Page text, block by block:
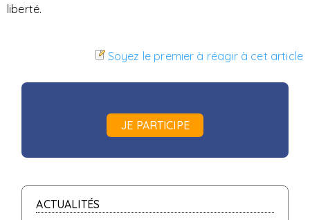
liberté.
Soyez le premier à réagir à cet article
JE PARTICIPE
ACTUALITÉS